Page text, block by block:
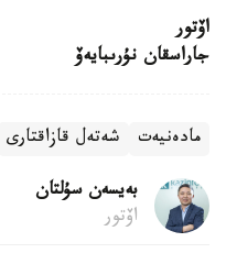
اۆتور
جاراسقان نۇرىبايەۆ
مادەنيەت شەتەل قازاقتارى
بەيسەن سۇلتان
اۆتور